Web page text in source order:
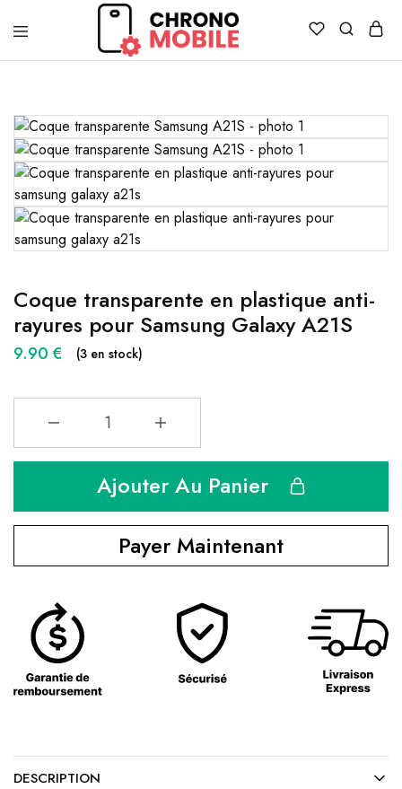
Chronomobile
Achat,
de
smartphones
et
tablettes
Coque transparente en plastique anti-
rayures pour Samsung Galaxy A21S
9.90 € (3 en stock)
Ajouter Au Panier
Payer Maintenant
DESCRIPTION